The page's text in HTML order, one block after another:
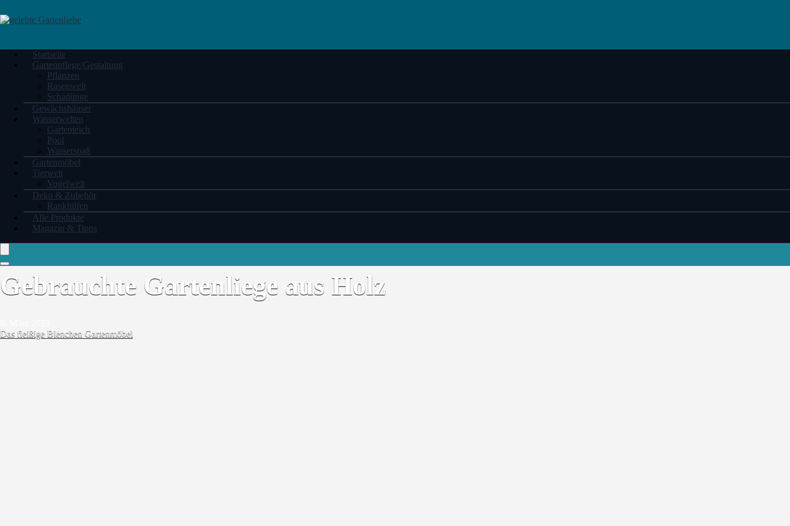
Startseite
Gartenpflege/Gestaltung
Pflanzen
Rasenwelt
Schädlinge
Gewächshäuser
Wasserwelten
Gartenteich
Pool
Wasserspaß
Gartenmöbel
Tierwelt
Vogelwelt
Deko & Zubehör
Rankhilfen
Alle Produkte
Magazin & Tipps
Gebrauchte Gartenliege aus Holz
Das fleißige Bienchen Gartenmöbel